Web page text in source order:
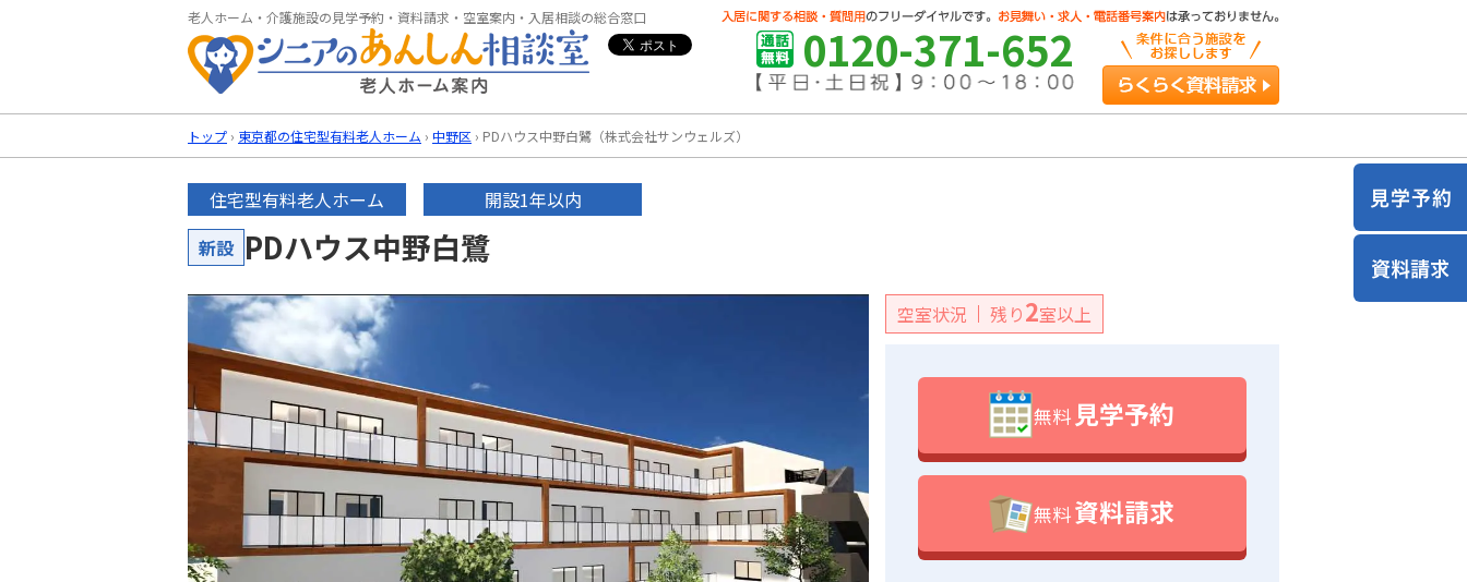
老人ホーム・介護施設の見学予約・資料請求・空室案内・入居相談の総合窓口
0120-371-652
トップ › 東京都の住宅型有料老人ホーム › 中野区 › PDハウス中野白鷺（株式会社サンウェルズ）
住宅型有料老人ホーム
開設1年以内
新設 PDハウス中野白鷺
空室状況 残り2室以上
無料見学予約
無料資料請求